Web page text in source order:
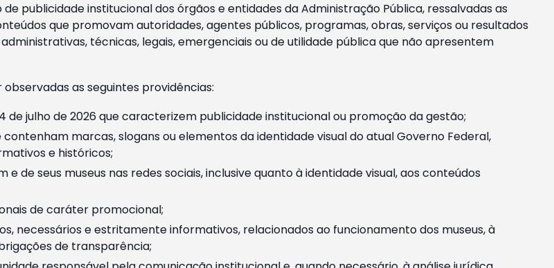
publicidade institucional dos órgãos e entidades da Administração Pública, ressalvadas as
que promovam autoridades, agentes públicos, programas, obras, serviços ou resultados
técnicas, legais, emergenciais ou de utilidade pública que não apresentem
as seguintes providências:
julho de 2026 que caracterizem publicidade institucional ou promoção da gestão;
marcas, slogans ou elementos da identidade visual do atual Governo Federal,
e históricos;
de seus museus nas redes sociais, inclusive quanto à identidade visual, aos conteúdos
de caráter promocional;
necessários e estritamente informativos, relacionados ao funcionamento dos museus, à
de transparência;